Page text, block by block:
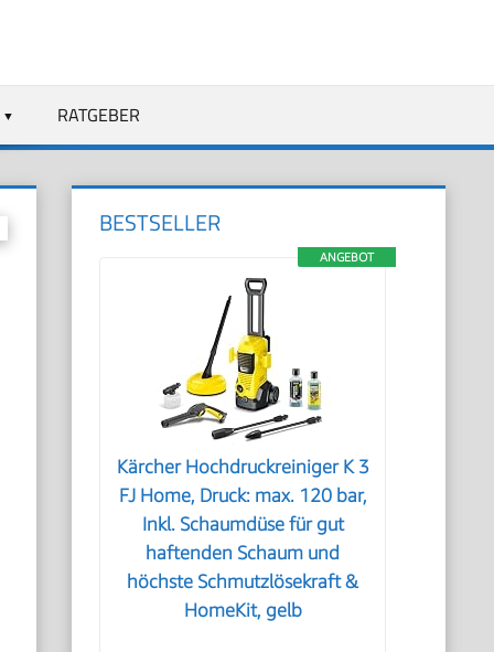
RATGEBER
BESTSELLER
ANGEBOT
Kärcher Hochdruckreiniger K 3
FJ Home, Druck: max. 120 bar,
Inkl. Schaumdüse für gut
haftenden Schaum und
höchste Schmutzlösekraft &
HomeKit, gelb